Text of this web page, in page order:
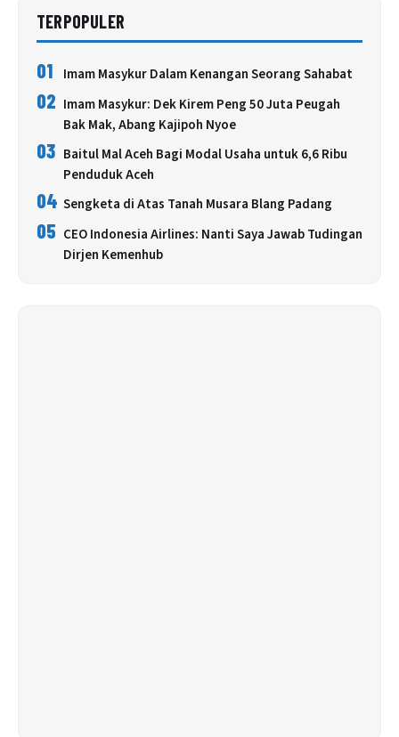
TERPOPULER
01 Imam Masykur Dalam Kenangan Seorang Sahabat
02 Imam Masykur: Dek Kirem Peng 50 Juta Peugah
Bak Mak, Abang Kajipoh Nyoe
03 Baitul Mal Aceh Bagi Modal Usaha untuk 6,6 Ribu
Penduduk Aceh
04 Sengketa di Atas Tanah Musara Blang Padang
05 CEO Indonesia Airlines: Nanti Saya Jawab Tudingan
Dirjen Kemenhub